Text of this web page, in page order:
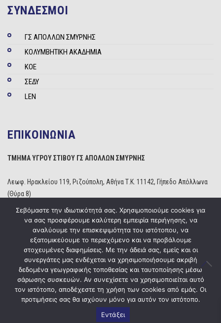
ΣΥΝΔΕΣΜΟΙ
ΓΣ ΑΠΟΛΛΩΝ ΣΜΥΡΝΗΣ
ΚΟΛΥΜΒΗΤΙΚΗ ΑΚΑΔΗΜΙΑ
ΚΟΕ
ΣΕΔΥ
LEN
ΕΠΙΚΟΙΝΩΝΙΑ
ΤΜΗΜΑ ΥΓΡΟΥ ΣΤΙΒΟΥ ΓΣ ΑΠΟΛΛΩΝ ΣΜΥΡΝΗΣ
Λεωφ. Ηρακλείου 119, Ριζούπολη, Αθήνα Τ.Κ. 11142, Γήπεδο Απόλλωνα
(Θύρα 8)
Τηλέφωνο: 210 2529234
Email:info@apollonwaterpolo.gr
www.apollonwaterpolo.gr
Copyright © 2020 ΓΣ Απόλλων Σμύρνης Powered by Five Media
Σεβόμαστε την ιδιωτικότητά σας. Χρησιμοποιούμε cookies για
να σας προσφέρουμε καλύτερη εμπειρία περιήγησης, να
αναλύουμε την επισκεψιμότητα του ιστότοπου, να
εξατομικεύουμε το περιεχόμενο και να προβάλουμε
στοχευμένες διαφημίσεις. Με την άδειά σας, εμείς και οι
συνεργάτες μας ενδέχεται να χρησιμοποιήσουμε ακριβή
δεδομένα γεωγραφικής τοποθεσίας και ταυτοποίησης μέσω
σάρωσης συσκευών. Αν συνεχίσετε να χρησιμοποιείται αυτό
τον ιστότοπο, αποδέχεστε τη χρήση των cookies από εμάς. Οι
προτιμήσεις σας θα ισχύουν μόνο για αυτόν τον ιστότοπο.
Εντάξει